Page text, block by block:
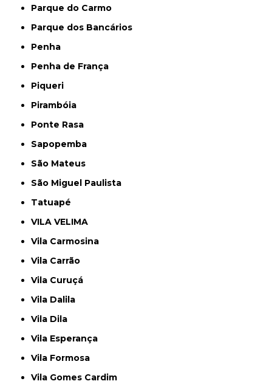
Parque do Carmo
Parque dos Bancários
Penha
Penha de França
Piqueri
Pirambóia
Ponte Rasa
Sapopemba
São Mateus
São Miguel Paulista
Tatuapé
VILA VELIMA
Vila Carmosina
Vila Carrão
Vila Curuçá
Vila Dalila
Vila Dila
Vila Esperança
Vila Formosa
Vila Gomes Cardim